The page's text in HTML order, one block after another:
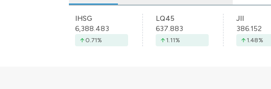
IHSG
6,388.483
0.71%
LQ45
637.883
1.11%
JII
386.152
1.48%